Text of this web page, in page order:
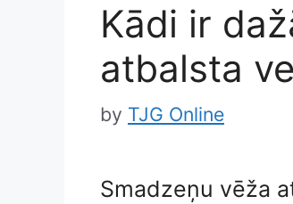
Kādi ir
atbalsta
by TJG Online
Smadzeņu vēža